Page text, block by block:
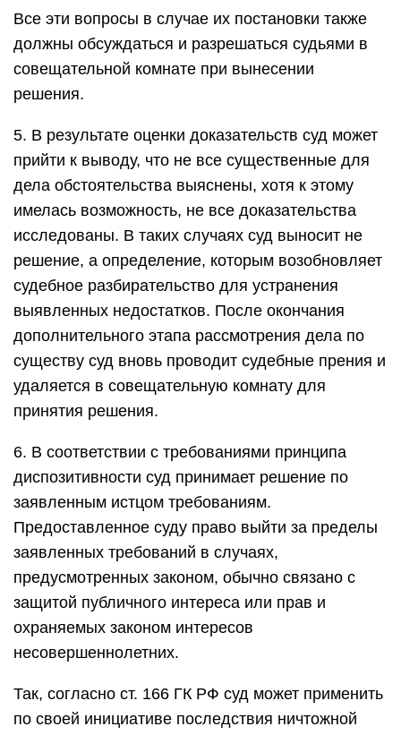
Все эти вопросы в случае их постановки также
должны обсуждаться и разрешаться судьями в
совещательной комнате при вынесении
решения.
5. В результате оценки доказательств суд может
прийти к выводу, что не все существенные для
дела обстоятельства выяснены, хотя к этому
имелась возможность, не все доказательства
исследованы. В таких случаях суд выносит не
решение, а определение, которым возобновляет
судебное разбирательство для устранения
выявленных недостатков. После окончания
дополнительного этапа рассмотрения дела по
существу суд вновь проводит судебные прения и
удаляется в совещательную комнату для
принятия решения.
6. В соответствии с требованиями принципа
диспозитивности суд принимает решение по
заявленным истцом требованиям.
Предоставленное суду право выйти за пределы
заявленных требований в случаях,
предусмотренных законом, обычно связано с
защитой публичного интереса или прав и
охраняемых законом интересов
несовершеннолетних.
Так, согласно ст. 166 ГК РФ суд может применить
по своей инициативе последствия ничтожной